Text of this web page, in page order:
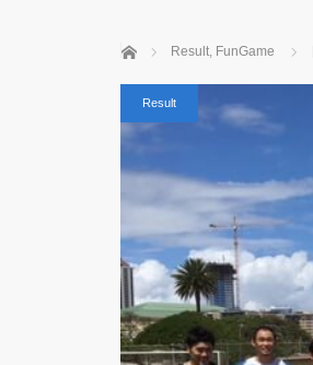
ホーム Result, FunGame
Result